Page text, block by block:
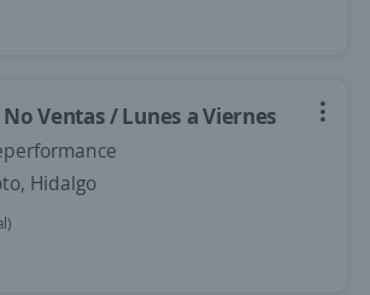
Ventas / Lunes a Viernes
Hidalgo